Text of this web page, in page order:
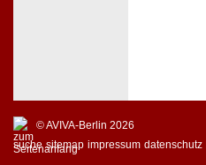
© AVIVA-Berlin 2026
suche sitemap impressum datenschutz